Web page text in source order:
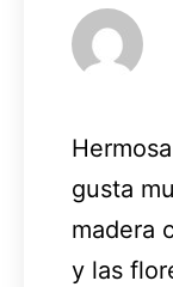
gusta
madera
y las